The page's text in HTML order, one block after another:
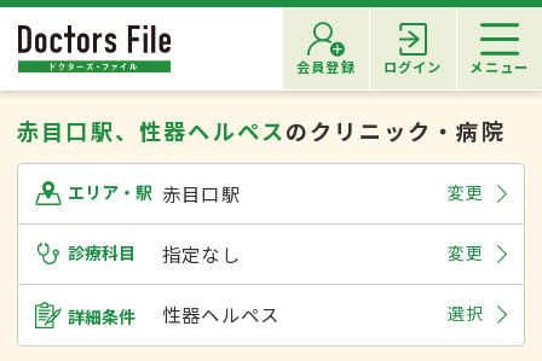
会員登録 ログイン メニュー
赤目口駅、性器ヘルペスのクリニック・病院
エリア・駅 赤目口駅 変更
診療科目 指定なし 変更
詳細条件 性器ヘルペス 選択